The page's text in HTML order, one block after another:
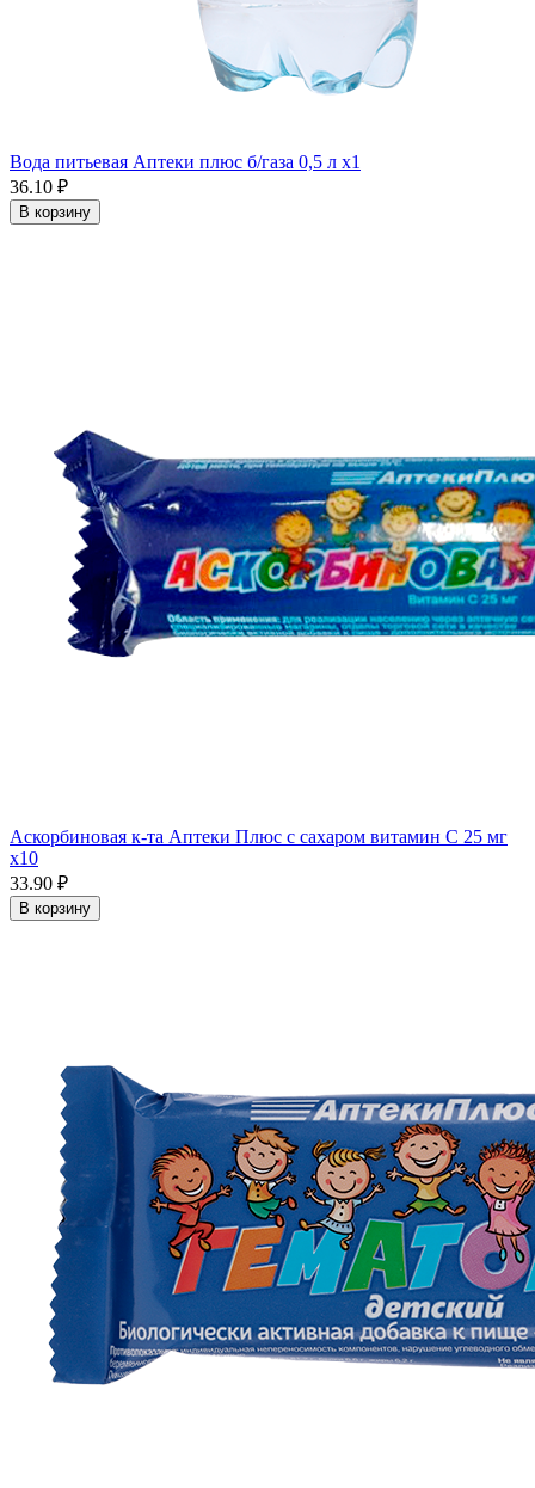
Вода питьевая Аптеки плюс б/газа 0,5 л x1
36.10 ₽
В корзину
Аскорбиновая к-та Аптеки Плюс с сахаром витамин С 25 мг
x10
33.90 ₽
В корзину